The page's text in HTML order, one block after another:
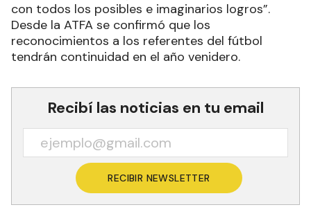
con todos los posibles e imaginarios logros”.
Desde la ATFA se confirmó que los
reconocimientos a los referentes del fútbol
tendrán continuidad en el año venidero.
Recibí las noticias en tu email
RECIBIR NEWSLETTER